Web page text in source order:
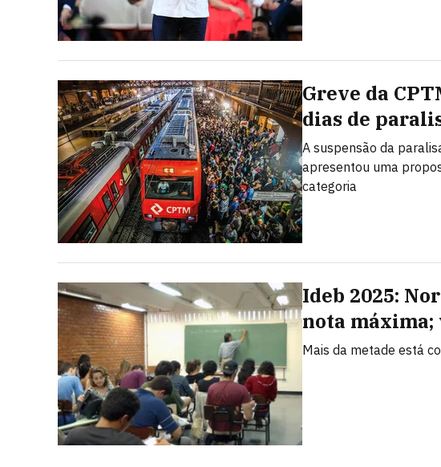
Greve da
dias de
A suspensão da
apresentou uma
categoria
Ideb 2025:
nota máxima;
Mais da metade está